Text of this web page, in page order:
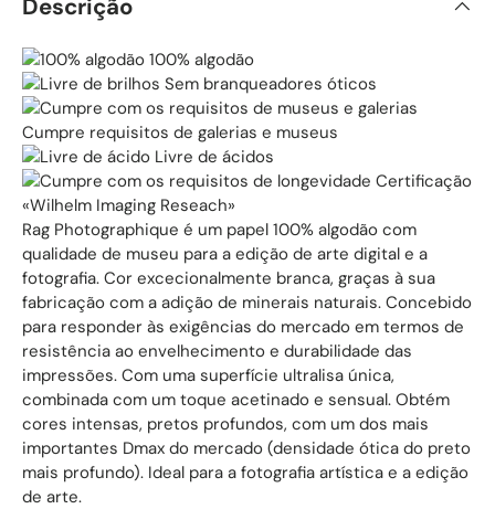
Descrição
100% algodão
Sem branqueadores óticos
Cumpre requisitos de galerias e museus
Livre de ácidos
Certificação
«Wilhelm Imaging Reseach»
Rag Photographique é um papel 100% algodão com
qualidade de museu para a edição de arte digital e a
fotografia. Cor excecionalmente branca, graças à sua
fabricação com a adição de minerais naturais. Concebido
para responder às exigências do mercado em termos de
resistência ao envelhecimento e durabilidade das
impressões. Com uma superfície ultralisa única,
combinada com um toque acetinado e sensual. Obtém
cores intensas, pretos profundos, com um dos mais
importantes Dmax do mercado (densidade ótica do preto
mais profundo). Ideal para a fotografia artística e a edição
de arte.